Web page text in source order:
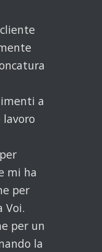
a
lavoro
mi ha
per
Voi.
per un
la